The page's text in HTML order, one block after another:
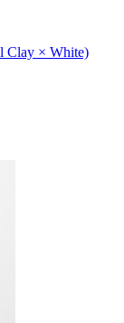
Clay × White)